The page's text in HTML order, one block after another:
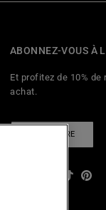
ABONNEZ-VOUS À
Et profitez de 10%
achat.
S'INSCRIRE
YouTubeInstagram
TikTok